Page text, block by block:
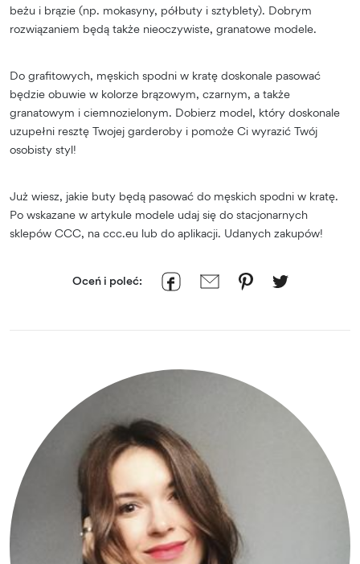
beżu i brązie (np. mokasyny, półbuty i sztyblety). Dobrym
rozwiązaniem będą także nieoczywiste, granatowe modele.
Do grafitowych, męskich spodni w kratę doskonale pasować
będzie obuwie w kolorze brązowym, czarnym, a także
granatowym i ciemnozielonym. Dobierz model, który doskonale
uzupełni resztę Twojej garderoby i pomoże Ci wyrazić Twój
osobisty styl!
Już wiesz, jakie buty będą pasować do męskich spodni w kratę.
Po wskazane w artykule modele udaj się do stacjonarnych
sklepów CCC, na ccc.eu lub do aplikacji. Udanych zakupów!
Oceń i poleć: